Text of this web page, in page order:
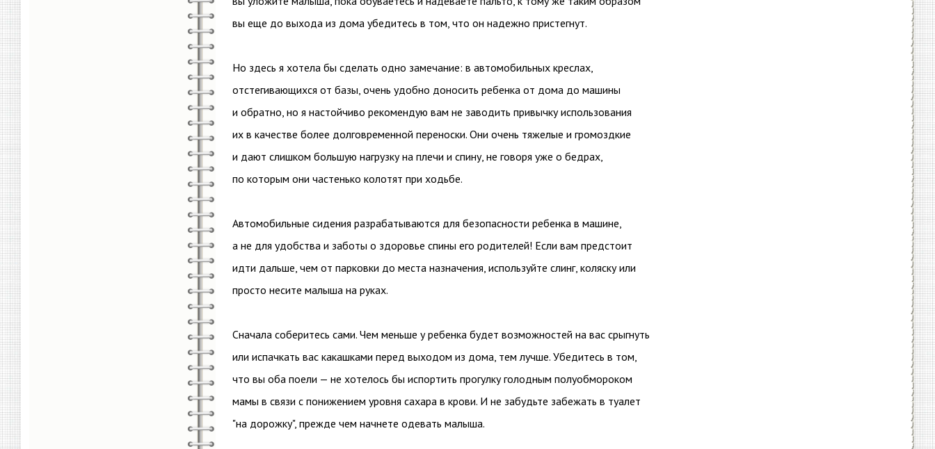
вы еще до выхода из дома убедитесь в том, что он надежно пристегнут.
Но здесь я хотела бы сделать одно замечание: в автомобильных креслах,
отстегивающихся от базы, очень удобно доносить ребенка от дома до машины
и обратно, но я настойчиво рекомендую вам не заводить привычку использования
их в качестве более долговременной переноски. Они очень тяжелые и громоздкие
и дают слишком большую нагрузку на плечи и спину, не говоря уже о бедрах,
по которым они частенько колотят при ходьбе.
Автомобильные сидения разрабатываются для безопасности ребенка в машине,
а не для удобства и заботы о здоровье спины его родителей! Если вам предстоит
идти дальше, чем от парковки до места назначения, используйте слинг, коляску или
просто несите малыша на руках.
Сначала соберитесь сами. Чем меньше у ребенка будет возможностей на вас срыгнуть
или испачкать вас какашками перед выходом из дома, тем лучше. Убедитесь в том,
что вы оба поели — не хотелось бы испортить прогулку голодным полуобмороком
мамы в связи с понижением уровня сахара в крови. И не забудьте забежать в туалет
"на дорожку", прежде чем начнете одевать малыша.